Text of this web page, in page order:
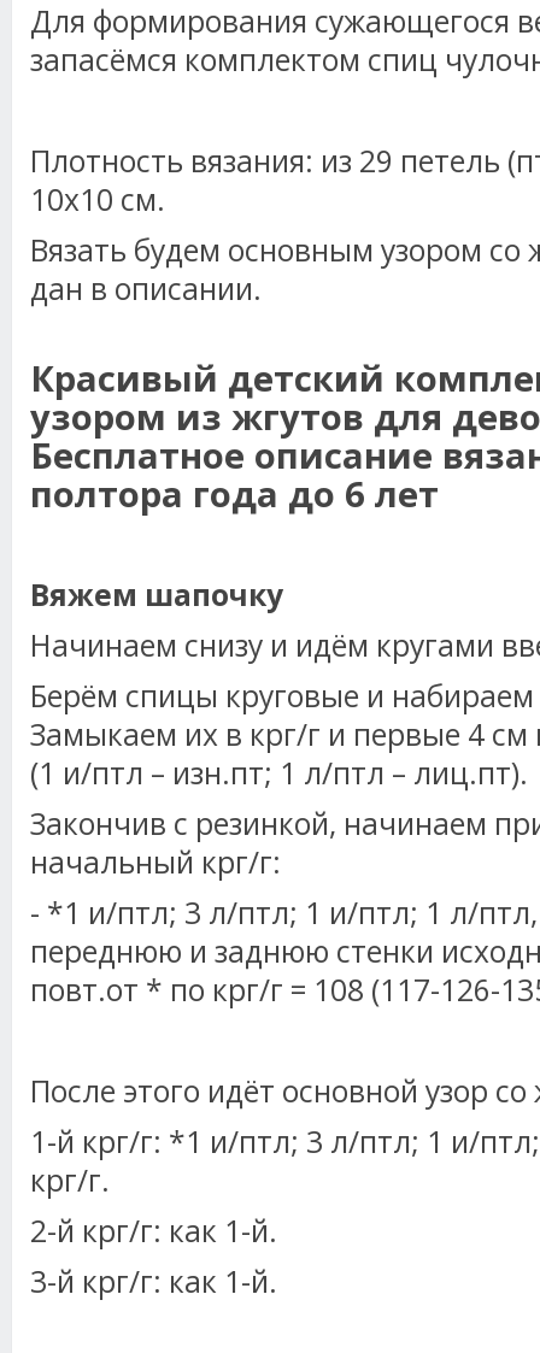
Для формирования сужающегося
запасёмся комплектом спиц
Плотность вязания: из 29 петель
10х10 см.
Вязать будем основным узором со
дан в описании.
Красивый детский
узором из жгутов для
Бесплатное описание
полтора года до 6 лет
Вяжем шапочку
Начинаем снизу и идём кругами
Берём спицы круговые и набираем
Замыкаем их в крг/г и первые 4 см
(1 и/птл – изн.пт; 1 л/птл – лиц.пт).
Закончив с резинкой, начинаем
начальный крг/г:
- *1 и/птл; 3 л/птл; 1 и/птл; 1 л/
переднюю и заднюю стенки
повт.от * по крг/г = 108 (117-126-
После этого идёт основной узор
1-й крг/г: *1 и/птл; 3 л/птл; 1 и/
крг/г.
2-й крг/г: как 1-й.
3-й крг/г: как 1-й.